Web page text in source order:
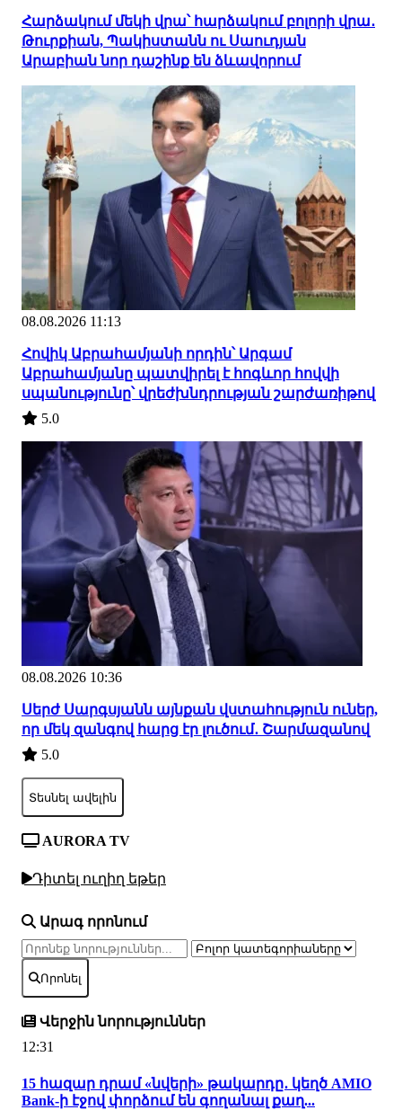
Հարձակում մեկի վրա՝ հարձակում բոլորի վրա․
Թուրքիան, Պակիստանն ու Սաուդյան
Արաբիան նոր դաշինք են ձևավորում
08.08.2026 11:13
Հովիկ Աբրահամյանի որդին՝ Արգամ
Աբրահամյանը պատվիրել է հոգևոր հովվի
սպանությունը՝ վրեժխնդրության շարժառիթով
5.0
08.08.2026 10:36
Սերժ Սարգսյանն այնքան վստահություն ուներ,
որ մեկ զանգով հարց էր լուծում․ Շարմազանով
5.0
Տեսնել ավելին
AURORA TV
Դիտել ուղիղ եթեր
Արագ որոնում
Որոնել
Վերջին նորություններ
12:31
15 հազար դրամ «նվերի» թակարդը․ կեղծ AMIO
Bank-ի էջով փորձում են գողանալ քաղ...